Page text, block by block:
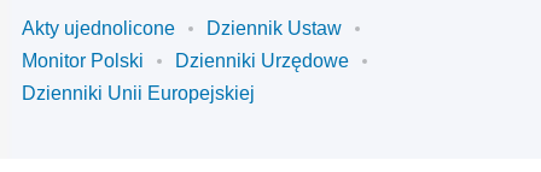
Akty ujednolicone
Dziennik Ustaw
Monitor Polski
Dzienniki Urzędowe
Dzienniki Unii Europejskiej